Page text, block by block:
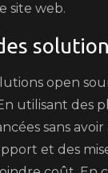
site web.
open
utilisant des
sans
et des